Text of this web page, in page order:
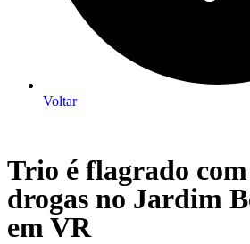
Voltar
Trio é flagrado
drogas no Jardim
em VR